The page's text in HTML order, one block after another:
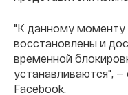
"К данному моменту
восстановлены и
временной
устанавливаются", —
Facebook.